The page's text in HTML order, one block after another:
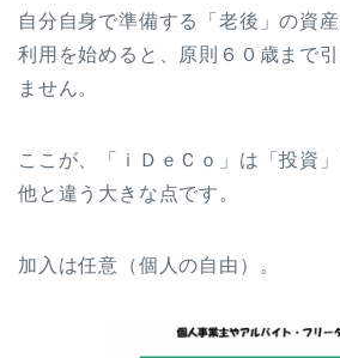
自分自身で準備する「老後」の資
利用を始めると、原則６０歳まで
ません。
ここが、「ｉＤｅＣｏ」は「投資
他と違う大きな点です。
加入は任意（個人の自由）。